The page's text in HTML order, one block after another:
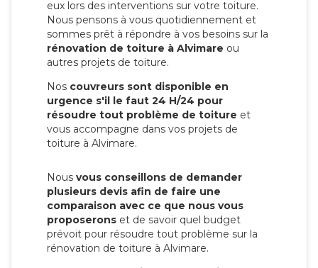
eux lors des interventions sur votre toiture.
Nous pensons à vous quotidiennement et
sommes prêt à répondre à vos besoins sur la
rénovation de toiture à Alvimare ou
autres projets de toiture.
Nos couvreurs sont disponible en
urgence s'il le faut 24 H/24 pour
résoudre tout problème de toiture et
vous accompagne dans vos projets de
toiture à Alvimare.
Nous vous conseillons de demander
plusieurs devis afin de faire une
comparaison avec ce que nous vous
proposerons et de savoir quel budget
prévoit pour résoudre tout problème sur la
rénovation de toiture à Alvimare.